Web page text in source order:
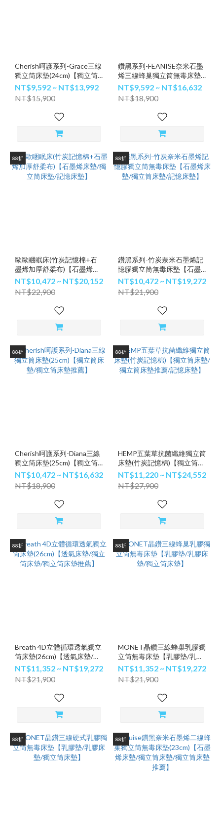
Cherish呵護系列-Grace三線
獨立筒床墊(24cm)【獨立筒
床墊/獨立筒床墊推薦】
NT$9,592 ~ NT$13,992
NT$15,900
鑽黑系列-FEANISE奈米石墨
烯三線蜂巢獨立筒無毒床墊
【石墨烯床墊/獨立筒床墊/獨
立筒床墊推薦】
NT$9,592 ~ NT$16,632
NT$18,900
88折
歐歐睏眠床(竹炭記憶棉+石
墨烯加厚舒柔布)【石墨烯床
墊/獨立筒床墊/記憶床墊】
NT$10,472 ~ NT$20,152
NT$22,900
88折
鑽黑系列-竹炭奈米石墨烯記
憶膠獨立筒無毒床墊【石墨
烯床墊/獨立筒床墊/記憶床
墊】
NT$10,472 ~ NT$19,272
NT$21,900
88折
Cherish呵護系列-Diana三線
獨立筒床墊(25cm)【獨立筒
床墊/獨立筒床墊推薦】
NT$10,472 ~ NT$16,632
NT$18,900
88折
HEMP五葉草抗菌纖維獨立筒
床墊(竹炭記憶棉)【獨立筒床
墊/獨立筒床墊推薦/記憶床
墊】
NT$11,220 ~ NT$24,552
NT$27,900
88折
Breath 4D立體循環透氣獨立
筒床墊(26cm)【透氣床墊/獨
立筒床墊/獨立筒床墊推薦】
NT$11,352 ~ NT$19,272
NT$21,900
88折
MONET晶鑽三線蜂巢乳膠獨
立筒無毒床墊【乳膠墊/乳膠
床墊/獨立筒床墊】
NT$11,352 ~ NT$19,272
NT$21,900
88折 88折